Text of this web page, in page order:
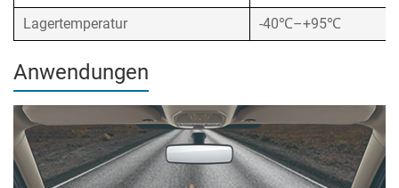
Lagertemperatur
-40℃–+95℃
Anwendungen